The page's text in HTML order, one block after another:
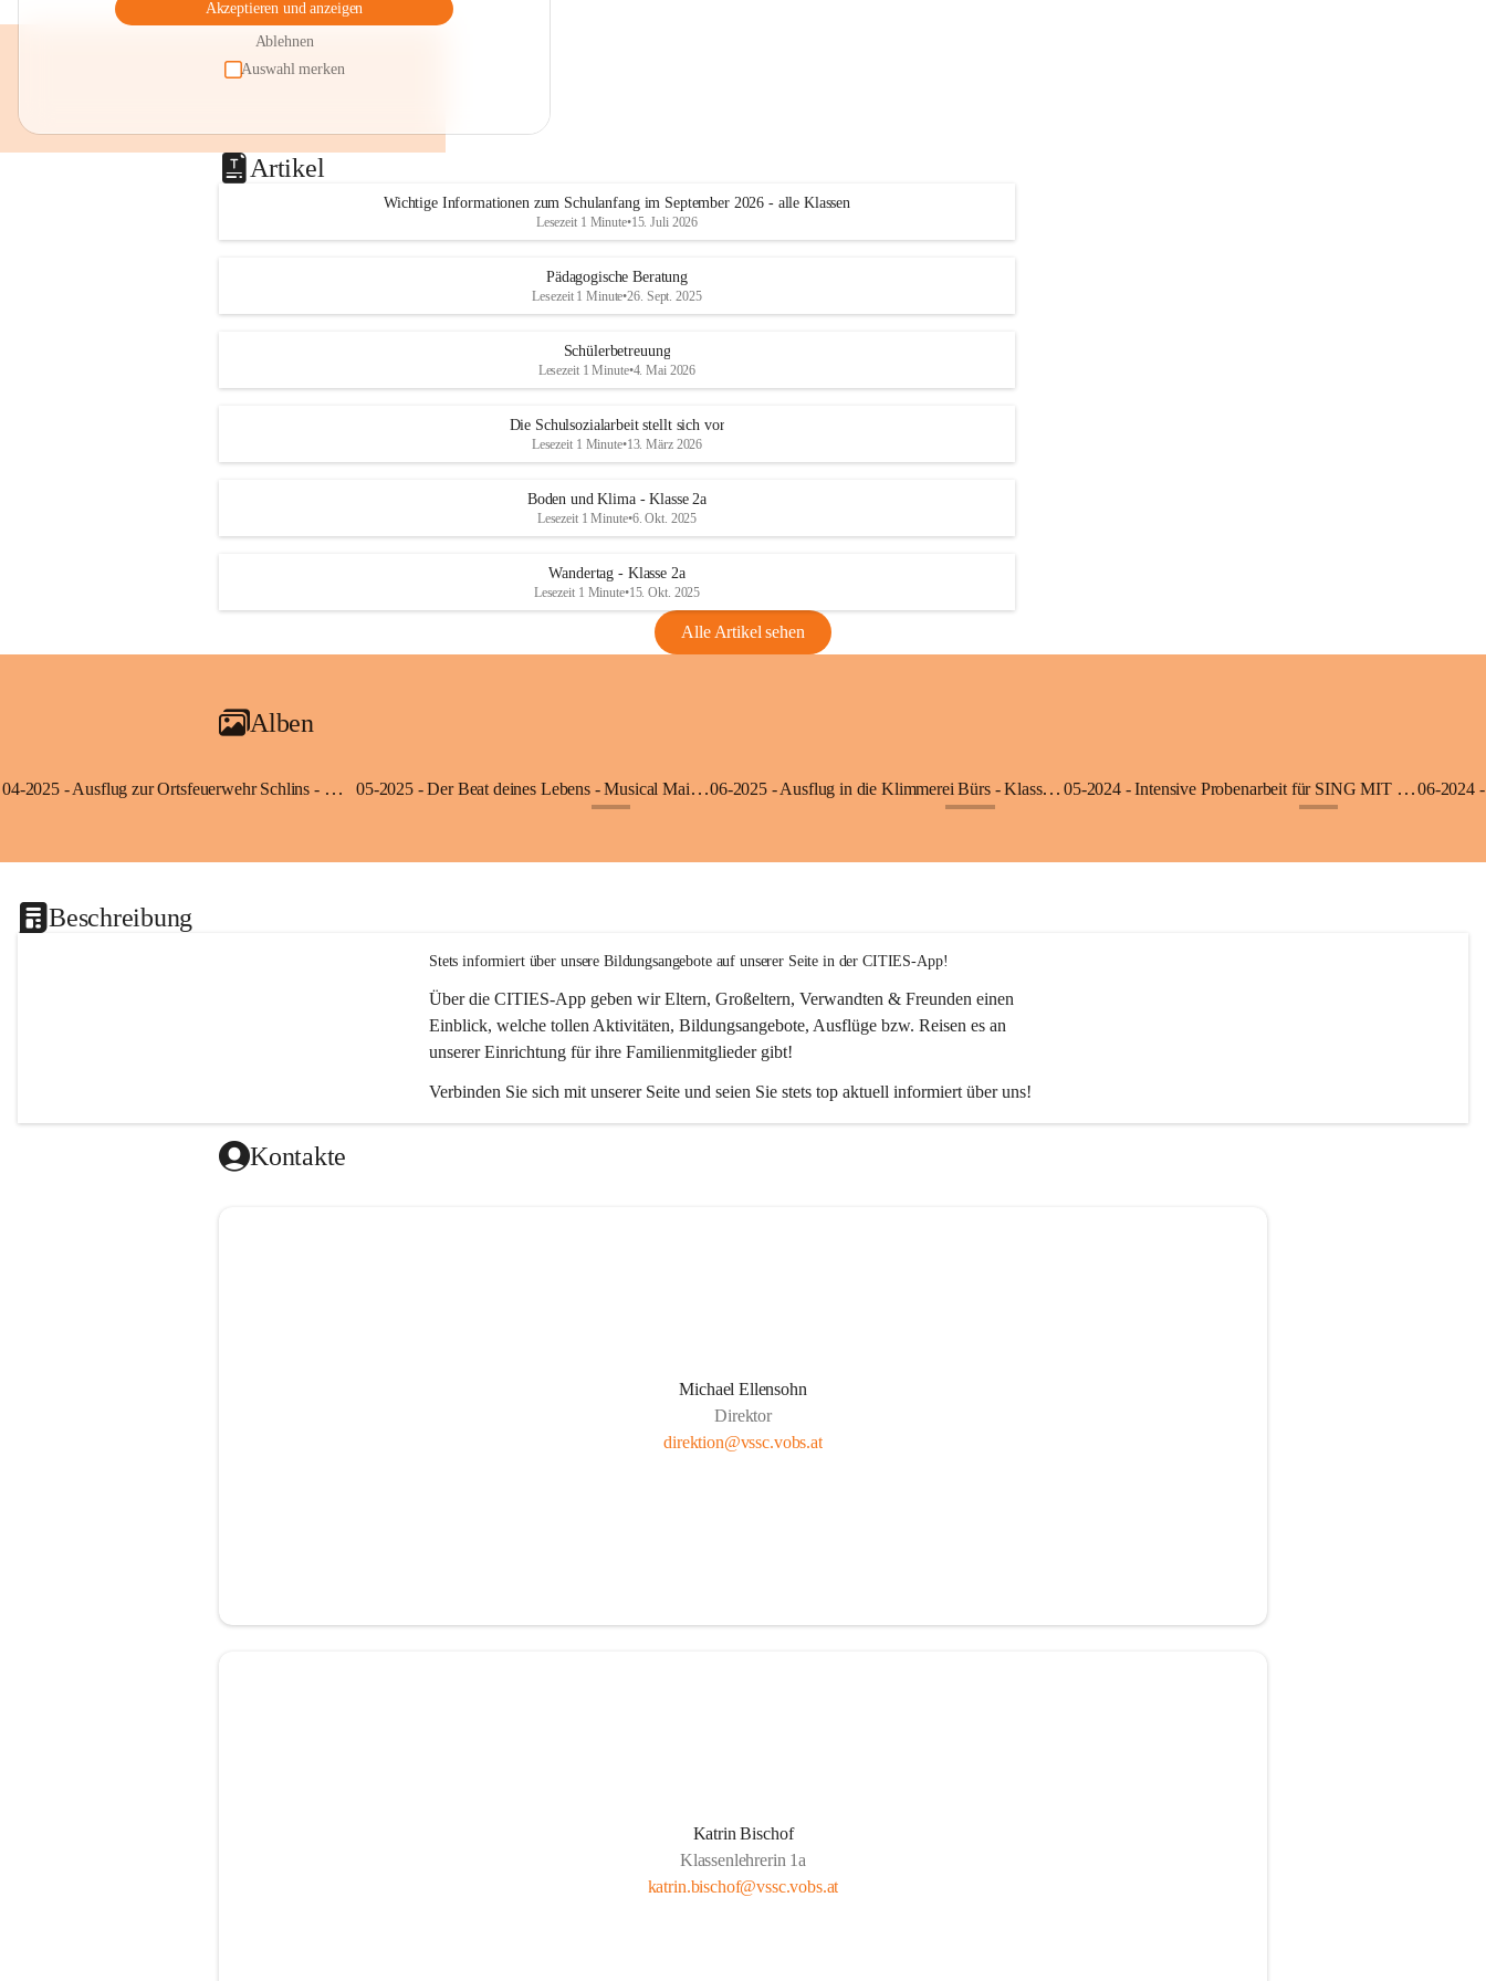
Akzeptieren und anzeigen
Ablehnen
Auswahl merken
Artikel
Wichtige Informationen zum Schulanfang im September 2026 - alle Klassen
Lesezeit 1 Minute•15. Juli 2026
Pädagogische Beratung
Lesezeit 1 Minute•26. Sept. 2025
Schülerbetreuung
Lesezeit 1 Minute•4. Mai 2026
Die Schulsozialarbeit stellt sich vor
Lesezeit 1 Minute•13. März 2026
Boden und Klima - Klasse 2a
Lesezeit 1 Minute•6. Okt. 2025
Wandertag - Klasse 2a
Lesezeit 1 Minute•15. Okt. 2025
Alle Artikel sehen
Alben
04-2025 - Ausflug zur Ortsfeuerwehr Schlins - Klassen 3a und 3b 05-2025 - Der Beat deines Lebens - Musical Mai 2025 06-2025 - Ausflug in die Klimmerei Bürs - Klasse 1a 05-2024 - Intensive Probenarbeit für SING MIT - Klasse 3b06-2024
Beschreibung
Stets informiert über unsere Bildungsangebote auf unserer Seite in der CITIES-App!
Über die CITIES-App geben wir Eltern, Großeltern, Verwandten & Freunden einen
Einblick, welche tollen Aktivitäten, Bildungsangebote, Ausflüge bzw. Reisen es an
unserer Einrichtung für ihre Familienmitglieder gibt!
Verbinden Sie sich mit unserer Seite und seien Sie stets top aktuell informiert über uns!
Kontakte
Michael Ellensohn
Direktor
direktion@vssc.vobs.at
Katrin Bischof
Klassenlehrerin 1a
katrin.bischof@vssc.vobs.at